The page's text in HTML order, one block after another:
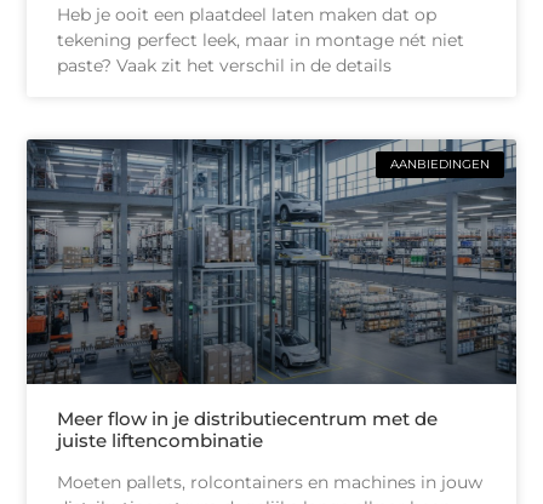
Heb je ooit een plaatdeel laten maken dat op
tekening perfect leek, maar in montage nét niet
paste? Vaak zit het verschil in de details
AANBIEDINGEN
Meer flow in je distributiecentrum met de
juiste liftencombinatie
Moeten pallets, rolcontainers en machines in jouw